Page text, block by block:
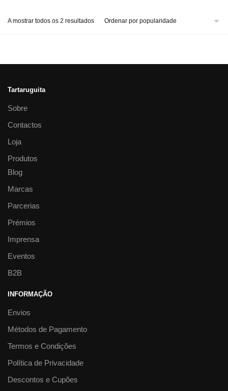
A mostrar todos os 2 resultados
Tartaruguita
Sobre
Contactos
Loja
Produtos
Blog
Marcas
Parcerias
Prémios
Imprensa
Eventos
B2B
INFORMAÇÃO
Envios
Métodos de Pagamento
Termos e Condições
Política de Privacidade
Descontos e Cupões